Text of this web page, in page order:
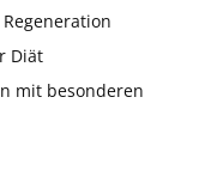
Diät
mit besonderen